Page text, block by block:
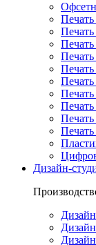
Печать
Печать
Печать
Печать
Печать
Печать
Печать
Печать
Дизайн-